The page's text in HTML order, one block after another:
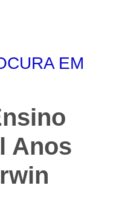
EM
Anos